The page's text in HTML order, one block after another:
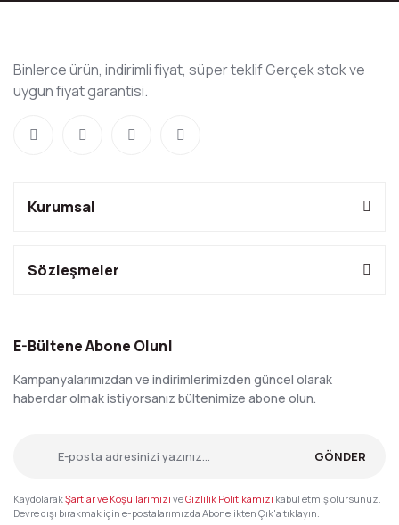
Binlerce ürün, indirimli fiyat, süper teklif Gerçek stok ve
uygun fiyat garantisi.
Kurumsal
Sözleşmeler
E-Bültene Abone Olun!
Kampanyalarımızdan ve indirimlerimizden güncel olarak
haberdar olmak istiyorsanız bültenimize abone olun.
GÖNDER
KaydolarakŞartlar ve Koşullarımızı veGizlilik Politikamızı kabul etmiş olursunuz.
Devre dışı bırakmak için e-postalarımızda Abonelikten Çık'a tıklayın.